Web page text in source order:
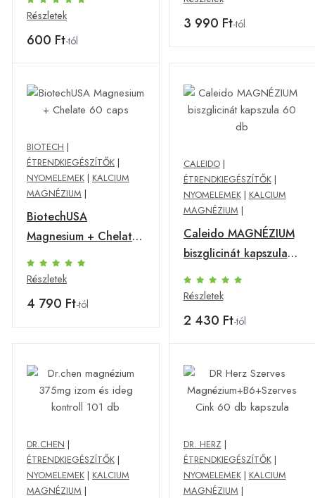
Részletek
600 Ft-tól
3 990 Ft-tól
BIOTECH |
ÉTRENDKIEGÉSZÍTŐK |
NYOMELEMEK | KALCIUM
MAGNÉZIUM |
BiotechUSA
Magnesium + Chelate
60 caps
Részletek
4 790 Ft-tól
CALEIDO|
ÉTRENDKIEGÉSZÍTŐK|
NYOMELEMEK| KALCIUM
MAGNÉZIUM |
Caleido MAGNÉZIUM
biszglicinát kapszula
60 db
Részletek
2 430 Ft-tól
DR.CHEN |
ÉTRENDKIEGÉSZÍTŐK |
NYOMELEMEK | KALCIUM
MAGNÉZIUM |
DR. HERZ |
ÉTRENDKIEGÉSZÍTŐK|
NYOMELEMEK| KALCIUM
MAGNÉZIUM |